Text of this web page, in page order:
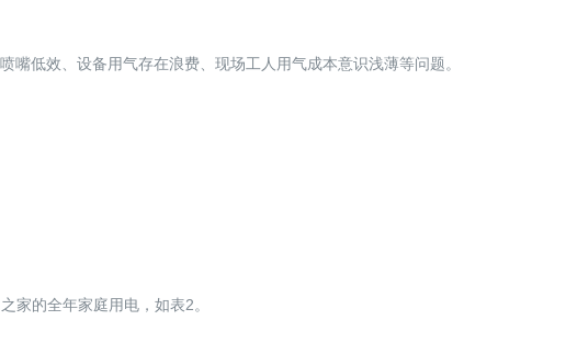
低效、设备用气存在浪费、现场工人用气成本意识浅薄等问题。
家的全年家庭用电，如表2。